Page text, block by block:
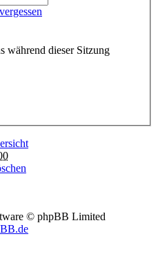
während dieser Sitzung
© phpBB Limited